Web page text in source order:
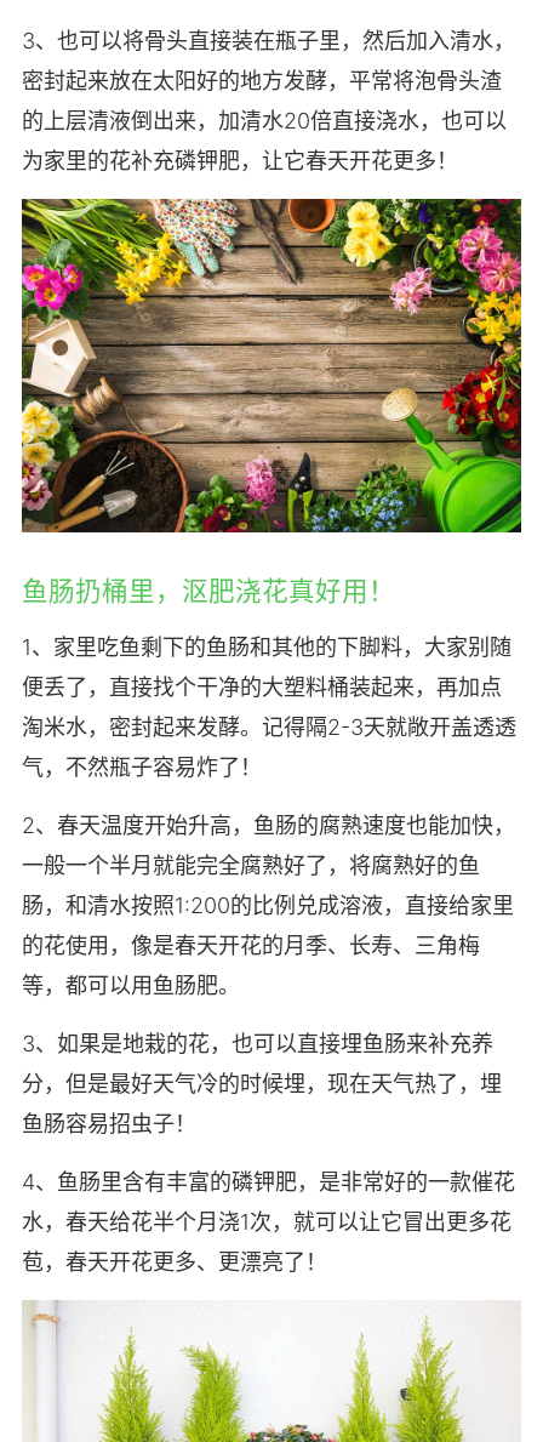
3、也可以将骨头直接装在瓶子里，然后加入清水，
密封起来放在太阳好的地方发酵，平常将泡骨头渣
的上层清液倒出来，加清水20倍直接浇水，也可以
为家里的花补充磷钾肥，让它春天开花更多！
鱼肠扔桶里，沤肥浇花真好用！
1、家里吃鱼剩下的鱼肠和其他的下脚料，大家别随
便丢了，直接找个干净的大塑料桶装起来，再加点
淘米水，密封起来发酵。记得隔2-3天就敞开盖透透
气，不然瓶子容易炸了！
2、春天温度开始升高，鱼肠的腐熟速度也能加快，
一般一个半月就能完全腐熟好了，将腐熟好的鱼
肠，和清水按照1:200的比例兑成溶液，直接给家里
的花使用，像是春天开花的月季、长寿、三角梅
等，都可以用鱼肠肥。
3、如果是地栽的花，也可以直接埋鱼肠来补充养
分，但是最好天气冷的时候埋，现在天气热了，埋
鱼肠容易招虫子！
4、鱼肠里含有丰富的磷钾肥，是非常好的一款催花
水，春天给花半个月浇1次，就可以让它冒出更多花
苞，春天开花更多、更漂亮了！